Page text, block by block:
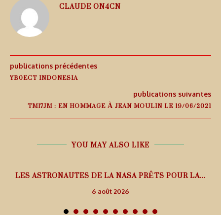
CLAUDE ON4CN
publications précédentes
YB0ECT INDONESIA
publications suivantes
TM17JM : EN HOMMAGE À JEAN MOULIN LE 19/06/2021
YOU MAY ALSO LIKE
LES ASTRONAUTES DE LA NASA PRÊTS POUR LA...
6 août 2026